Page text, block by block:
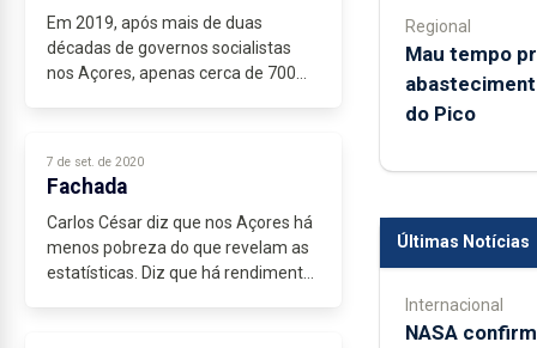
Em 2019, após mais de duas
décadas de governos socialistas
nos Açores, apenas cerca de 700
crianças açorianas que se
encontram...
7 de set. de 2020
Fachada
Carlos César diz que nos Açores há
menos pobreza do que revelam as
estatísticas. Diz que há rendimentos
Regional
Mau tempo
do Pico
Últimas Notícias
Internacional
NASA